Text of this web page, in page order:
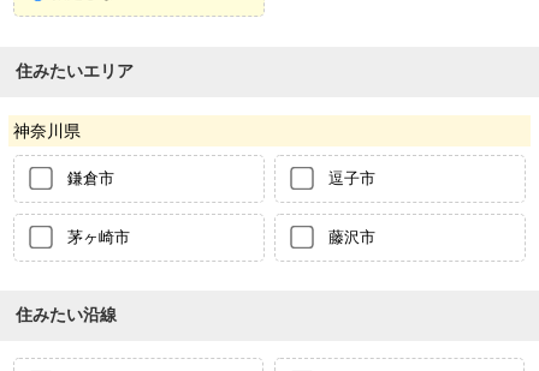
住みたいエリア
神奈川県
鎌倉市 逗子市
茅ヶ崎市 藤沢市
住みたい沿線